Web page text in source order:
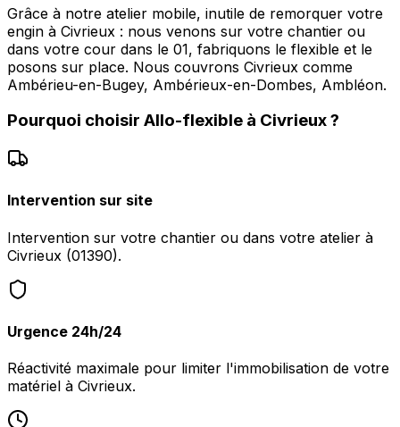
Grâce à notre atelier mobile, inutile de remorquer votre
engin à Civrieux : nous venons sur votre chantier ou
dans votre cour dans le 01, fabriquons le flexible et le
posons sur place. Nous couvrons Civrieux comme
Ambérieu-en-Bugey, Ambérieux-en-Dombes, Ambléon.
Pourquoi choisir Allo-flexible à Civrieux?
Intervention sur site
Intervention sur votre chantier ou dans votre atelier à
Civrieux (01390).
Urgence 24h/24
Réactivité maximale pour limiter l'immobilisation de votre
matériel à Civrieux.